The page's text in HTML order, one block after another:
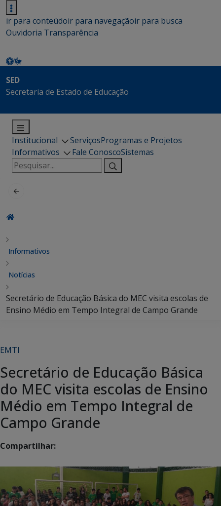
ir para conteúdoir para navegaçãoir para busca
Ouvidoria Transparência
SED
Secretaria de Estado de Educação
Institucional ServiçosProgramas e Projetos
Informativos
Fale ConoscoSistemas
Pesquisar
por:
Informativos
Notícias
Secretário de Educação Básica do MEC visita escolas de
Ensino Médio em Tempo Integral de Campo Grande
EMTI
Secretário de Educação Básica
do MEC visita escolas de Ensino
Médio em Tempo Integral de
Campo Grande
Compartilhar: